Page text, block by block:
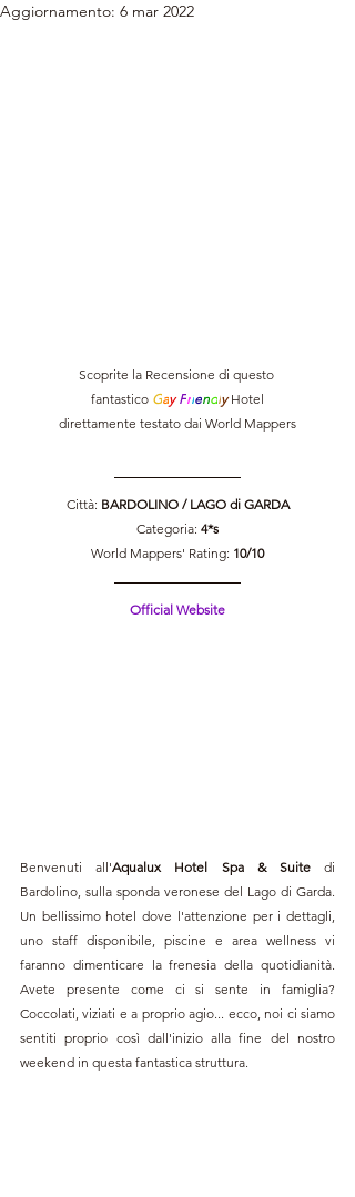
Aggiornamento: 6 mar 2022
Scoprite la Recensione di questo
fantastico Gay Friendly Hotel
direttamente testato dai World Mappers
Città: BARDOLINO / LAGO di GARDA
Categoria: 4*s
World Mappers' Rating: 10/10
Official Website
Benvenuti all'Aqualux Hotel Spa & Suite di
Bardolino, sulla sponda veronese del Lago di Garda.
Un bellissimo hotel dove l'attenzione per i dettagli,
uno staff disponibile, piscine e area wellness vi
faranno dimenticare la frenesia della quotidianità.
Avete presente come ci si sente in famiglia?
Coccolati, viziati e a proprio agio... ecco, noi ci siamo
sentiti proprio così dall'inizio alla fine del nostro
weekend in questa fantastica struttura.